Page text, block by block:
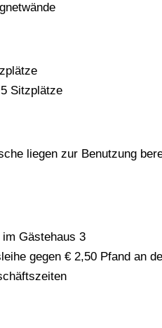
Sitzplätze
liegen zur Benutzung
Gästehaus 3
gegen € 2,50 Pfand an